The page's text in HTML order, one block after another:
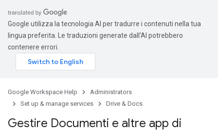
Google utilizza la tecnologia AI per tradurre i contenuti nella tua
lingua preferita. Le traduzioni generate dall'AI potrebbero
contenere errori.
Google Workspace Help
Administrators
Set up & manage services
Drive & Docs
Gestire Documenti e altre app di